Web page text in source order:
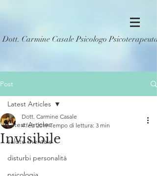
Dott. Carmine Casale Psicologo Psicoterapeuta
Post
Latest Articles
salute mentale
disturbi personalità
Latest Articles
Invisibile
Dott. Carmine Casale
4 feb 2019 Tempo di lettura: 3 min